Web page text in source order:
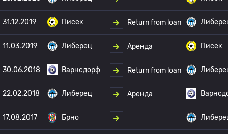
31.12.2019 Писек Return from loan
11.03.2019 Либерец Аренда Писек
30.06.2018 Варнсдорф Return from loan
22.02.2018 Либерец Аренда
17.08.2017 Брно